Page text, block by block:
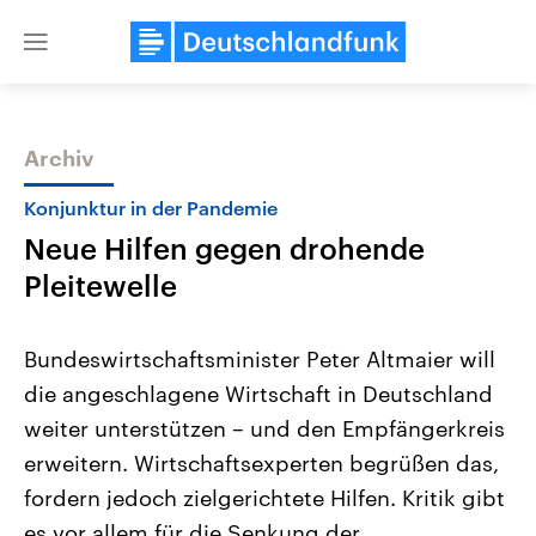
Close
Themen
Landtagswahl Sachsen-Anhalt
2026
Alle Informationen
Sachsen-Anhalt wählt am 6.
September 2026 einen neuen
Landtag. Seit 2021 wird das
Bundesland von einer Koalition aus
USA
Aktuelle Beiträge,
Hintergründe
Wirtschaftlich und
gehören die Vereinigten
den mächtigsten Ländern
mit großem Einfluss auf
Archiv
Konjunktur in der Pandemie
Neue Hilfen gegen drohende
Pleitewelle
Bundeswirtschaftsminister Peter Altmaier will
die angeschlagene Wirtschaft in Deutschland
weiter unterstützen – und den Empfängerkreis
erweitern. Wirtschaftsexperten begrüßen das,
fordern jedoch zielgerichtete Hilfen. Kritik gibt